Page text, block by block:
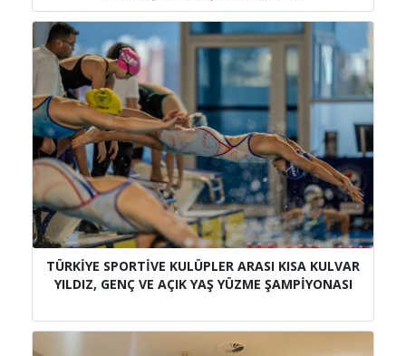
TÜRKİYE SPORTİVE KULÜPLER ARASI KISA KULVAR
YILDIZ, GENÇ VE AÇIK YAŞ YÜZME ŞAMPİYONASI